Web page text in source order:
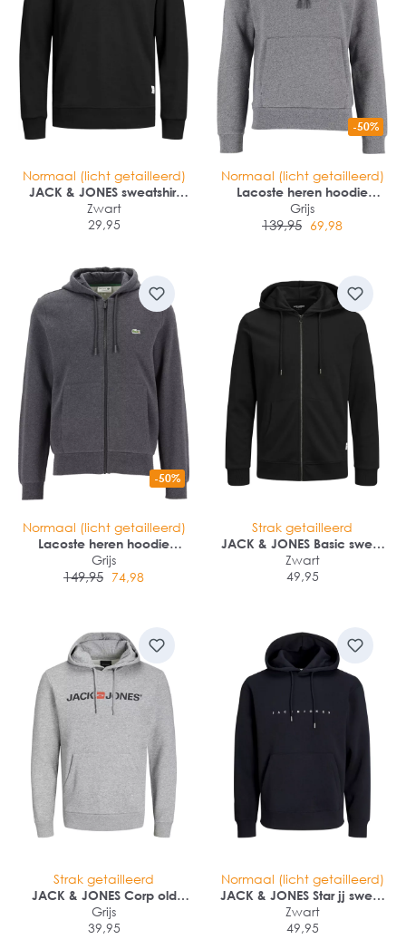
Normaal (licht getailleerd)
JACK & JONES sweatshirt
katoen
Zwart
29,95
-50%
Normaal (licht getailleerd)
Lacoste heren hoodie
sweatshirt
Grijs
139,95 69,98
-50%
Normaal (licht getailleerd)
Lacoste heren hoodie
sweatsvest
Grijs
149,95 74,98
Strak getailleerd
JACK & JONES Basic sweat
zip hood slim fit
Zwart
49,95
Strak getailleerd
JACK & JONES Corp old
logo sweat hood slim fit
Grijs
39,95
Normaal (licht getailleerd)
JACK & JONES Star jj sweat
hood regular fit
Zwart
49,95